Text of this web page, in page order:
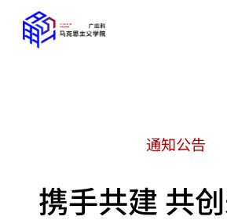
通知公告
携手共建 共